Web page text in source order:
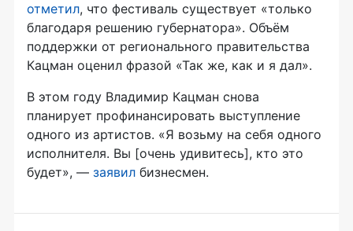
отметил, что фестиваль существует «только
благодаря решению губернатора». Объём
поддержки от регионального правительства
Кацман оценил фразой «Так же, как и я дал».
В этом году Владимир Кацман снова
планирует профинансировать выступление
одного из артистов. «Я возьму на себя одного
исполнителя. Вы [очень удивитесь], кто это
будет», — заявил бизнесмен.